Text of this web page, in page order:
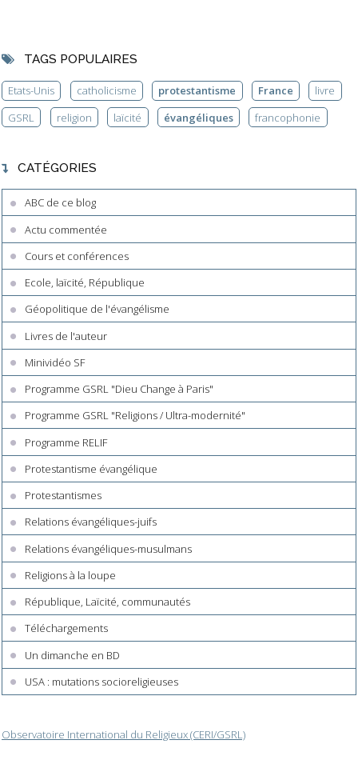
TAGS POPULAIRES
Etats-Unis catholicisme protestantisme France
livre
GSRL
religion laïcité évangéliques francophonie
CATÉGORIES
ABC de ce blog
Actu commentée
Cours et conférences
Ecole, laïcité, République
Géopolitique de l'évangélisme
Livres de l'auteur
Minividéo SF
Programme GSRL "Dieu Change à Paris"
Programme GSRL "Religions / Ultra-modernité"
Programme RELIF
Protestantisme évangélique
Protestantismes
Relations évangéliques-juifs
Relations évangéliques-musulmans
Religions à la loupe
République, Laïcité, communautés
Téléchargements
Un dimanche en BD
USA : mutations socioreligieuses
Observatoire International du Religieux (CERI/GSRL)